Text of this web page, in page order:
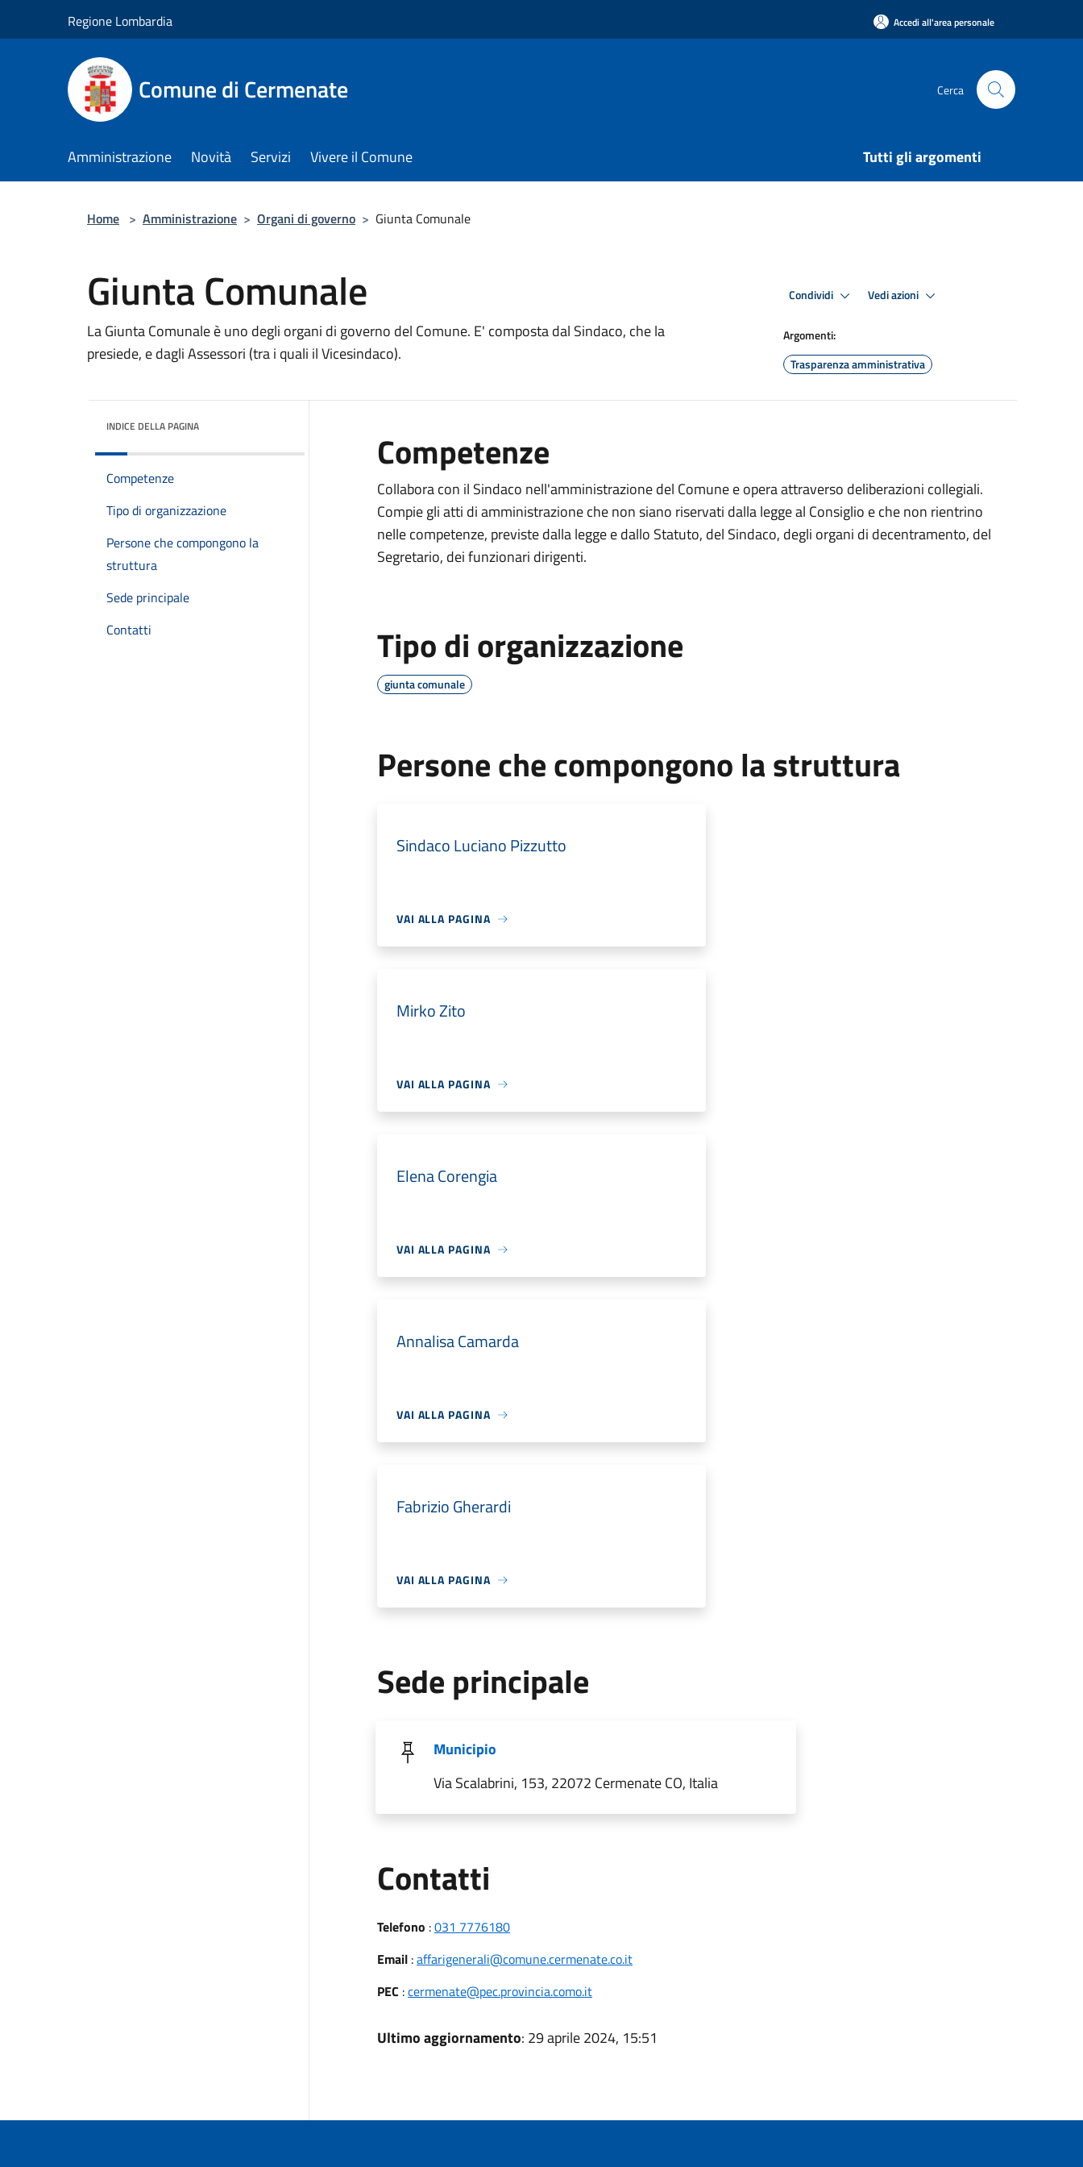
Regione Lombardia Accedi all'area personale
Comune di Cermenate Cerca
Amministrazione Novità Servizi Vivere il Comune Tutti gli argomenti
Home > Amministrazione > Organi di governo > Giunta Comunale
Giunta Comunale
La Giunta Comunale è uno degli organi di governo del Comune. E' composta dal Sindaco, che la
presiede, e dagli Assessori (tra i quali il Vicesindaco).
Condividi Vedi azioni
Argomenti:
Trasparenza amministrativa
INDICE DELLA PAGINA
Competenze
Tipo di organizzazione
Persone che compongono la
struttura
Sede principale
Contatti
Competenze
Collabora con il Sindaco nell'amministrazione del Comune e opera attraverso deliberazioni collegiali.
Compie gli atti di amministrazione che non siano riservati dalla legge al Consiglio e che non rientrino
nelle competenze, previste dalla legge e dallo Statuto, del Sindaco, degli organi di decentramento, del
Segretario, dei funzionari dirigenti.
Tipo di organizzazione
giunta comunale
Persone che compongono la struttura
Sindaco Luciano Pizzutto
VAI ALLA PAGINA
Mirko Zito
VAI ALLA PAGINA
Elena Corengia
VAI ALLA PAGINA
Annalisa Camarda
VAI ALLA PAGINA
Fabrizio Gherardi
VAI ALLA PAGINA
Sede principale
Municipio
Via Scalabrini, 153, 22072 Cermenate CO, Italia
Contatti
Telefono :031 7776180
Email:affarigenerali@comune.cermenate.co.it
PEC :cermenate@pec.provincia.como.it
Ultimo aggiornamento: 29 aprile 2024, 15:51